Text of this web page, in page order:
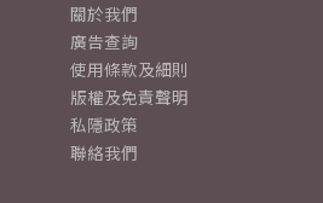
關於我們
廣告查詢
使用條款及細則
版權及免責聲明
私隱政策
聯絡我們